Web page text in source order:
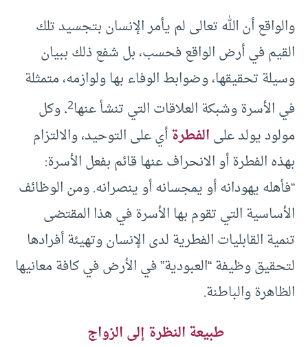
والواقع أن الله تعالى لم يأمر الإنسان بتجسيد تلك
القيم في أرض الواقع فحسب، بل شفع ذلك ببيان
وسيلة تحقيقها، وضوابط الوفاء بها ولوازمه، متمثلة
في الأسرة وشبكة العلاقات التي تنشأ عنها2
.وكل
مولود يولد علىالفطرةأي على التوحيد، والالتزام
بهذه الفطرة أو الانحراف عنها قائم بفعل الأسرة:
“فأهله يهودانه أو يمجسانه أو ينصرانه. ومن الوظائف
الأساسية التي تقوم بها الأسرة في هذا المقتضى
تنمية القابليات الفطرية لدى الإنسان وتهيئة أفرادها
لتحقيق وظيفة “العبودية” في الأرض في كافة معانيها
الظاهرة والباطنة.
طبيعة النظرة إلى الزواج